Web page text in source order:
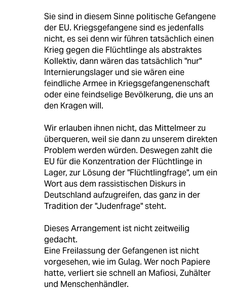
Sie sind in diesem Sinne politische Gefangene
der EU. Kriegsgefangene sind es jedenfalls
nicht, es sei denn wir führen tatsächlich einen
Krieg gegen die Flüchtlinge als abstraktes
Kollektiv, dann wären das tatsächlich "nur"
Internierungslager und sie wären eine
feindliche Armee in Kriegsgefangenenschaft
oder eine feindselige Bevölkerung, die uns an
den Kragen will.
Wir erlauben ihnen nicht, das Mittelmeer zu
überqueren, weil sie dann zu unserem direkten
Problem werden würden. Deswegen zahlt die
EU für die Konzentration der Flüchtlinge in
Lager, zur Lösung der "Flüchtlingfrage", um ein
Wort aus dem rassistischen Diskurs in
Deutschland aufzugreifen, das ganz in der
Tradition der "Judenfrage" steht.
Dieses Arrangement ist nicht zeitweilig
gedacht.
Eine Freilassung der Gefangenen ist nicht
vorgesehen, wie im Gulag. Wer noch Papiere
hatte, verliert sie schnell an Mafiosi, Zuhälter
und Menschenhändler.